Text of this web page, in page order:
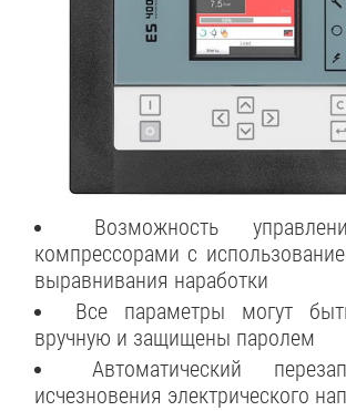
Возможность
компрессорами с
выравнивания наработки
Все параметры могут
вручную и защищены паролем
Автоматический
исчезновения электрического